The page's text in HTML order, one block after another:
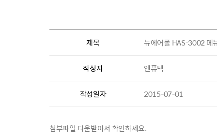
제목 뉴에어폴 HAS-3002 메
작성자 엔퓨텍
작성일자 2015-07-01
첨부파일 다운받아서 확인하세요.